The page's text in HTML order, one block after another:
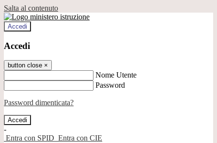
Salta al contenuto
Accedi
Accedi
button close ×
Nome Utente
Password
Password dimenticata?
-
Entra con SPID Entra con CIE